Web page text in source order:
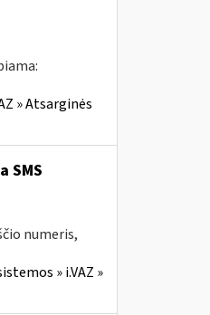
» Atsarginės
SMS
numeris,
» i.VAZ »